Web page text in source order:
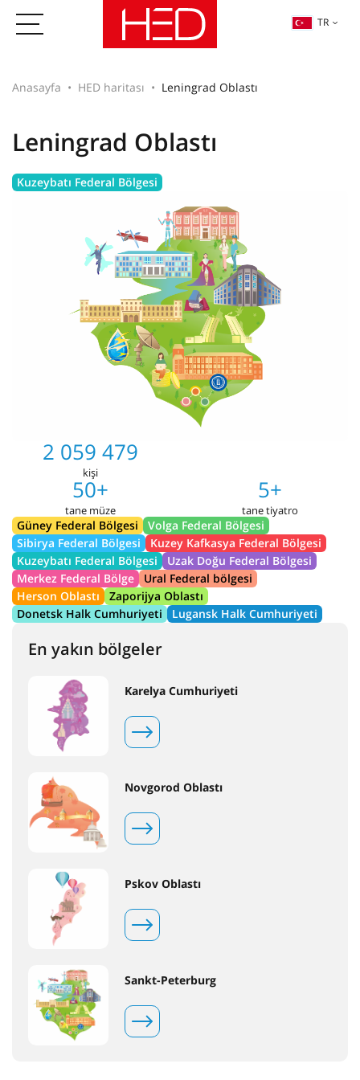
TR
Anasayfa HED haritası Leningrad Oblastı
Leningrad Oblastı
Kuzeybatı Federal Bölgesi
2 059 479
kişi
50+
tane müze
5+
tane tiyatro
Güney Federal Bölgesi
Volga Federal Bölgesi
Sibirya Federal Bölgesi
Kuzey Kafkasya Federal Bölgesi
Kuzeybatı Federal Bölgesi
Uzak Doğu Federal Bölgesi
Merkez Federal Bölge
Ural Federal bölgesi
Herson Oblastı
Zaporijya Oblastı
Donetsk Halk Cumhuriyeti
Lugansk Halk Cumhuriyeti
En yakın bölgeler
Karelya Cumhuriyeti
Novgorod Oblastı
Pskov Oblastı
Sankt-Peterburg